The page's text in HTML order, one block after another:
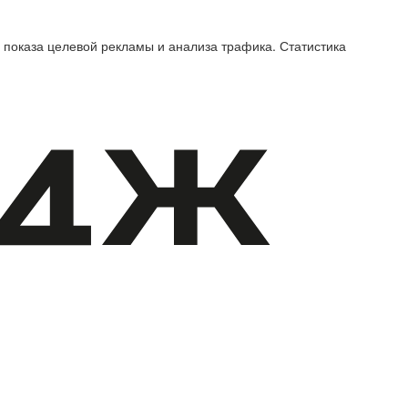
целевой рекламы и анализа трафика. Статистика